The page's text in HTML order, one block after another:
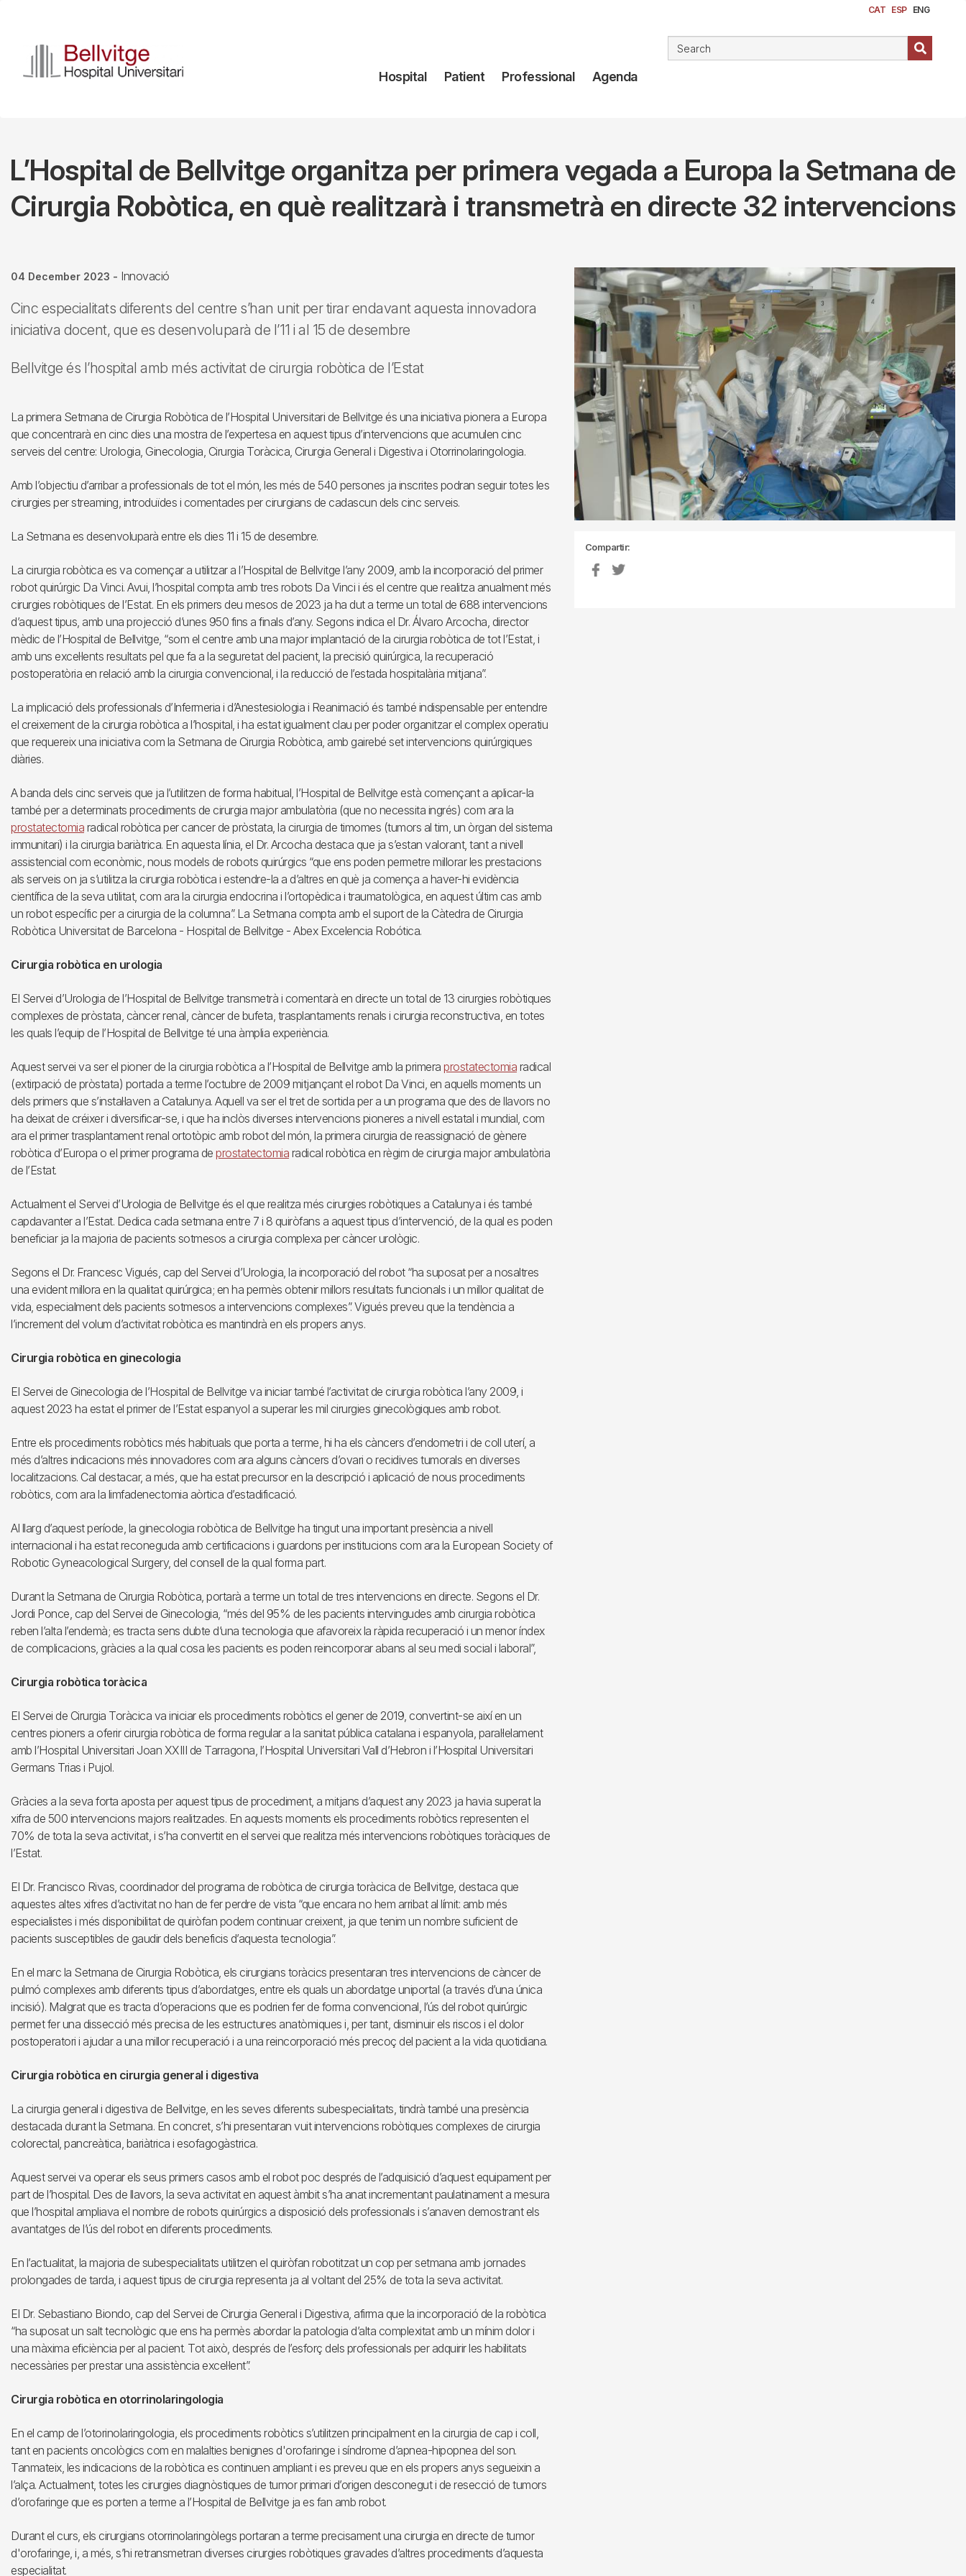
content
CAT ESP ENG
Navegación
Hospital Patient Professional Agenda
L’Hospital de Bellvitge organitza per primera vegada a Europa la Setmana de
Cirurgia Robòtica, en què realitzarà i transmetrà en directe 32 intervencions
04 December 2023 - Innovació
Cinc especialitats diferents del centre s’han unit per tirar endavant aquesta innovadora
iniciativa docent, que es desenvoluparà de l’11 i al 15 de desembre
Bellvitge és l’hospital amb més activitat de cirurgia robòtica de l’Estat
La primera Setmana de Cirurgia Robòtica de l’Hospital Universitari de Bellvitge és una iniciativa pionera a Europa
que concentrarà en cinc dies una mostra de l’expertesa en aquest tipus d’intervencions que acumulen cinc
serveis del centre: Urologia, Ginecologia, Cirurgia Toràcica, Cirurgia General i Digestiva i Otorrinolaringologia.
Amb l’objectiu d’arribar a professionals de tot el món, les més de 540 persones ja inscrites podran seguir totes les
cirurgies per streaming, introduïdes i comentades per cirurgians de cadascun dels cinc serveis.
La Setmana es desenvoluparà entre els dies 11 i 15 de desembre.
La cirurgia robòtica es va començar a utilitzar a l’Hospital de Bellvitge l’any 2009, amb la incorporació del primer
robot quirúrgic Da Vinci. Avui, l’hospital compta amb tres robots Da Vinci i és el centre que realitza anualment més
cirurgies robòtiques de l’Estat. En els primers deu mesos de 2023 ja ha dut a terme un total de 688 intervencions
d’aquest tipus, amb una projecció d’unes 950 fins a finals d’any. Segons indica el Dr. Álvaro Arcocha, director
mèdic de l’Hospital de Bellvitge, “som el centre amb una major implantació de la cirurgia robòtica de tot l’Estat, i
amb uns excel·lents resultats pel que fa a la seguretat del pacient, la precisió quirúrgica, la recuperació
postoperatòria en relació amb la cirurgia convencional, i la reducció de l’estada hospitalària mitjana”.
La implicació dels professionals d’Infermeria i d’Anestesiologia i Reanimació és també indispensable per entendre
el creixement de la cirurgia robòtica a l’hospital, i ha estat igualment clau per poder organitzar el complex operatiu
que requereix una iniciativa com la Setmana de Cirurgia Robòtica, amb gairebé set intervencions quirúrgiques
diàries.
A banda dels cinc serveis que ja l’utilitzen de forma habitual, l’Hospital de Bellvitge està començant a aplicar-la
també per a determinats procediments de cirurgia major ambulatòria (que no necessita ingrés) com ara la
prostatectomia radical robòtica per cancer de pròstata, la cirurgia de timomes (tumors al tim, un òrgan del sistema
immunitari) i la cirurgia bariàtrica. En aquesta línia, el Dr. Arcocha destaca que ja s’estan valorant, tant a nivell
assistencial com econòmic, nous models de robots quirúrgics “que ens poden permetre millorar les prestacions
als serveis on ja s’utilitza la cirurgia robòtica i estendre-la a d’altres en què ja comença a haver-hi evidència
científica de la seva utilitat, com ara la cirurgia endocrina i l’ortopèdica i traumatològica, en aquest últim cas amb
un robot específic per a cirurgia de la columna”. La Setmana compta amb el suport de la Càtedra de Cirurgia
Robòtica Universitat de Barcelona - Hospital de Bellvitge - Abex Excelencia Robótica.
Cirurgia robòtica en urologia
El Servei d’Urologia de l’Hospital de Bellvitge transmetrà i comentarà en directe un total de 13 cirurgies robòtiques
complexes de pròstata, càncer renal, càncer de bufeta, trasplantaments renals i cirurgia reconstructiva, en totes
les quals l’equip de l’Hospital de Bellvitge té una àmplia experiència.
Aquest servei va ser el pioner de la cirurgia robòtica a l’Hospital de Bellvitge amb la primera prostatectomia radical
(extirpació de pròstata) portada a terme l’octubre de 2009 mitjançant el robot Da Vinci, en aquells moments un
dels primers que s’instal·laven a Catalunya. Aquell va ser el tret de sortida per a un programa que des de llavors no
ha deixat de créixer i diversificar-se, i que ha inclòs diverses intervencions pioneres a nivell estatal i mundial, com
ara el primer trasplantament renal ortotòpic amb robot del món, la primera cirurgia de reassignació de gènere
robòtica d’Europa o el primer programa de prostatectomia radical robòtica en règim de cirurgia major ambulatòria
de l’Estat.
Actualment el Servei d’Urologia de Bellvitge és el que realitza més cirurgies robòtiques a Catalunya i és també
capdavanter a l’Estat. Dedica cada setmana entre 7 i 8 quiròfans a aquest tipus d’intervenció, de la qual es poden
beneficiar ja la majoria de pacients sotmesos a cirurgia complexa per càncer urològic.
Segons el Dr. Francesc Vigués, cap del Servei d’Urologia, la incorporació del robot “ha suposat per a nosaltres
una evident millora en la qualitat quirúrgica; en ha permès obtenir millors resultats funcionals i un millor qualitat de
vida, especialment dels pacients sotmesos a intervencions complexes”. Vigués preveu que la tendència a
l’increment del volum d’activitat robòtica es mantindrà en els propers anys.
Cirurgia robòtica en ginecologia
El Servei de Ginecologia de l’Hospital de Bellvitge va iniciar també l’activitat de cirurgia robòtica l’any 2009, i
aquest 2023 ha estat el primer de l’Estat espanyol a superar les mil cirurgies ginecològiques amb robot.
Entre els procediments robòtics més habituals que porta a terme, hi ha els càncers d’endometri i de coll uterí, a
més d’altres indicacions més innovadores com ara alguns càncers d’ovari o recidives tumorals en diverses
localitzacions. Cal destacar, a més, que ha estat precursor en la descripció i aplicació de nous procediments
robòtics, com ara la limfadenectomia aòrtica d’estadificació.
Al llarg d’aquest període, la ginecologia robòtica de Bellvitge ha tingut una important presència a nivell
internacional i ha estat reconeguda amb certificacions i guardons per institucions com ara la European Society of
Robotic Gyneacological Surgery, del consell de la qual forma part.
Durant la Setmana de Cirurgia Robòtica, portarà a terme un total de tres intervencions en directe. Segons el Dr.
Jordi Ponce, cap del Servei de Ginecologia, “més del 95% de les pacients intervingudes amb cirurgia robòtica
reben l’alta l’endemà; es tracta sens dubte d’una tecnologia que afavoreix la ràpida recuperació i un menor índex
de complicacions, gràcies a la qual cosa les pacients es poden reincorporar abans al seu medi social i laboral”,
Cirurgia robòtica toràcica
El Servei de Cirurgia Toràcica va iniciar els procediments robòtics el gener de 2019, convertint-se així en un
centres pioners a oferir cirurgia robòtica de forma regular a la sanitat pública catalana i espanyola, paral·lelament
amb l’Hospital Universitari Joan XXIII de Tarragona, l’Hospital Universitari Vall d’Hebron i l’Hospital Universitari
Germans Trias i Pujol.
Gràcies a la seva forta aposta per aquest tipus de procediment, a mitjans d’aquest any 2023 ja havia superat la
xifra de 500 intervencions majors realitzades. En aquests moments els procediments robòtics representen el
70% de tota la seva activitat, i s’ha convertit en el servei que realitza més intervencions robòtiques toràciques de
l’Estat.
El Dr. Francisco Rivas, coordinador del programa de robòtica de cirurgia toràcica de Bellvitge, destaca que
aquestes altes xifres d’activitat no han de fer perdre de vista “que encara no hem arribat al límit: amb més
especialistes i més disponibilitat de quiròfan podem continuar creixent, ja que tenim un nombre suficient de
pacients susceptibles de gaudir dels beneficis d’aquesta tecnologia”.
En el marc la Setmana de Cirurgia Robòtica, els cirurgians toràcics presentaran tres intervencions de càncer de
pulmó complexes amb diferents tipus d’abordatges, entre els quals un abordatge uniportal (a través d’una única
incisió). Malgrat que es tracta d’operacions que es podrien fer de forma convencional, l’ús del robot quirúrgic
permet fer una dissecció més precisa de les estructures anatòmiques i, per tant, disminuir els riscos i el dolor
postoperatori i ajudar a una millor recuperació i a una reincorporació més precoç del pacient a la vida quotidiana.
Cirurgia robòtica en cirurgia general i digestiva
La cirurgia general i digestiva de Bellvitge, en les seves diferents subespecialitats, tindrà també una presència
destacada durant la Setmana. En concret, s’hi presentaran vuit intervencions robòtiques complexes de cirurgia
colorectal, pancreàtica, bariàtrica i esofagogàstrica.
Aquest servei va operar els seus primers casos amb el robot poc després de l’adquisició d’aquest equipament per
part de l’hospital. Des de llavors, la seva activitat en aquest àmbit s’ha anat incrementant paulatinament a mesura
que l’hospital ampliava el nombre de robots quirúrgics a disposició dels professionals i s’anaven demostrant els
avantatges de l’ús del robot en diferents procediments.
En l’actualitat, la majoria de subespecialitats utilitzen el quiròfan robotitzat un cop per setmana amb jornades
prolongades de tarda, i aquest tipus de cirurgia representa ja al voltant del 25% de tota la seva activitat.
El Dr. Sebastiano Biondo, cap del Servei de Cirurgia General i Digestiva, afirma que la incorporació de la robòtica
“ha suposat un salt tecnològic que ens ha permès abordar la patologia d’alta complexitat amb un mínim dolor i
una màxima eficiència per al pacient. Tot això, després de l’esforç dels professionals per adquirir les habilitats
necessàries per prestar una assistència excel·lent”.
Cirurgia robòtica en otorrinolaringologia
En el camp de l’otorinolaringologia, els procediments robòtics s’utilitzen principalment en la cirurgia de cap i coll,
tant en pacients oncològics com en malalties benignes d'orofaringe i síndrome d’apnea-hipopnea del son.
Tanmateix, les indicacions de la robòtica es continuen ampliant i es preveu que en els propers anys segueixin a
l’alça. Actualment, totes les cirurgies diagnòstiques de tumor primari d’origen desconegut i de resecció de tumors
d’orofaringe que es porten a terme a l’Hospital de Bellvitge ja es fan amb robot.
Durant el curs, els cirurgians otorrinolaringòlegs portaran a terme precisament una cirurgia en directe de tumor
d'orofaringe, i, a més, s’hi retransmetran diverses cirurgies robòtiques gravades d’altres procediments d’aquesta
especialitat.
Compartir: